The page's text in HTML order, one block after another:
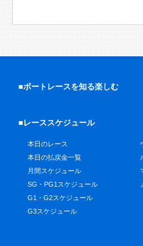
■ボートレースを知る楽しむ
■レーススケジュール
本日のレース
本日の払戻金一覧
月間スケジュール
SG・PG1スケジュール
G1・G2スケジュール
G3スケジュール